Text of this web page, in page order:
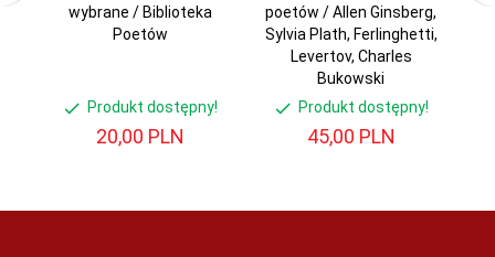
wybrane / Biblioteka
Poetów
Produkt dostępny!
20,00 PLN
poetów / Allen Ginsberg,
Sylvia Plath, Ferlinghetti,
Levertov, Charles
Bukowski
Produkt dostępny!
45,00 PLN